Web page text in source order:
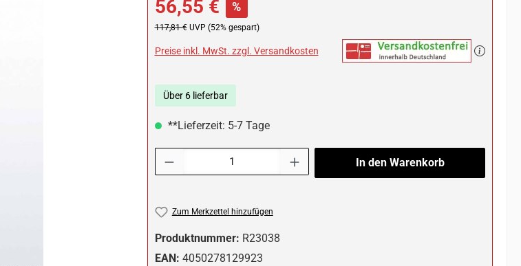
56,55 € %
Regulärer Preis:
117,81 € UVP (52% gespart)
Preise inkl. MwSt. zzgl. Versandkosten
Über 6 lieferbar
**Lieferzeit: 5-7 Tage
In den Warenkorb
Zum Merkzettel hinzufügen
Produktnummer: R23038
EAN: 4050278129923